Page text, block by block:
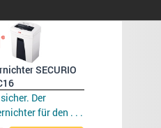
SECURIO
Der
für den . . .